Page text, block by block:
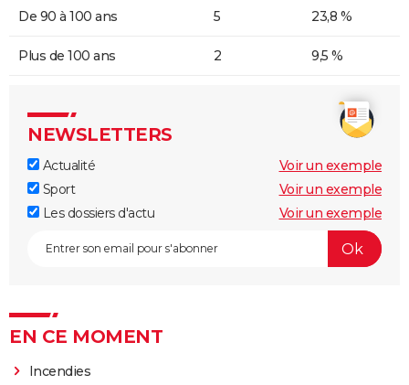
De 90 à 100 ans 5 23,8 %
Plus de 100 ans 2 9,5 %
NEWSLETTERS
Actualité
Voir un exemple
Sport
Voir un exemple
Les dossiers d'actu
Voir un exemple
EN CE MOMENT
Incendies